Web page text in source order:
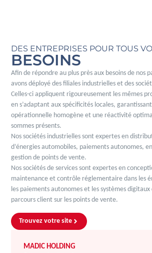
DES ENTREPRISES POUR TOUS
BESOINS
Afin de répondre au plus près aux besoins de nos
avons déployé des filiales industrielles et des
Celles-ci appliquent rigoureusement les mêmes
en s’adaptant aux spécificités locales,
opérationnelle homogène et une réactivité
sommes présents.
Nos sociétés industrielles sont expertes en
d’énergies automobiles, paiements autonomes,
gestion de points de vente.
Nos sociétés de services sont expertes en
maintenance et contrôle réglementaire dans les
les paiements autonomes et les systèmes
parcours client sur les points de vente.
Trouvez votre site
MADIC HOLDING